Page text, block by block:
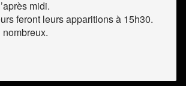
midi.
feront leurs apparitions à 15h30.